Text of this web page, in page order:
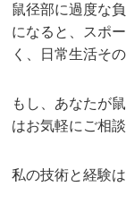
鼠径部に過度な
になると、スポ
く、日常生活そ
もし、あなたが
はお気軽にご相
私の技術と経験